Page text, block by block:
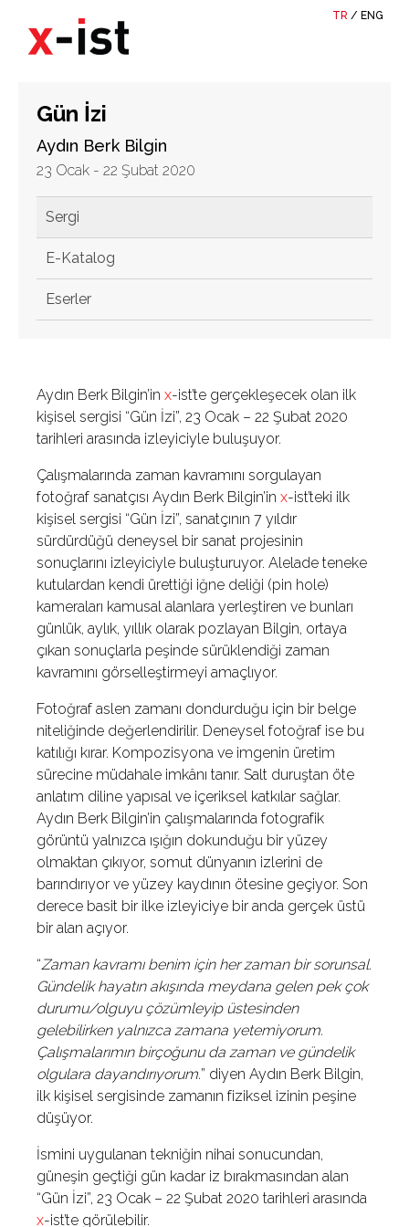
TR / ENG
Gün İzi
Aydın Berk Bilgin
23 Ocak - 22 Şubat 2020
Sergi
E-Katalog
Eserler
Aydın Berk Bilgin’in x-ist’te gerçekleşecek olan ilk
kişisel sergisi “Gün İzi”, 23 Ocak – 22 Şubat 2020
tarihleri arasında izleyiciyle buluşuyor.
Çalışmalarında zaman kavramını sorgulayan
fotoğraf sanatçısı Aydın Berk Bilgin’in x-ist’teki ilk
kişisel sergisi “Gün İzi”, sanatçının 7 yıldır
sürdürdüğü deneysel bir sanat projesinin
sonuçlarını izleyiciyle buluşturuyor. Alelade teneke
kutulardan kendi ürettiği iğne deliği (pin hole)
kameraları kamusal alanlara yerleştiren ve bunları
günlük, aylık, yıllık olarak pozlayan Bilgin, ortaya
çıkan sonuçlarla peşinde sürüklendiği zaman
kavramını görselleştirmeyi amaçlıyor.
Fotoğraf aslen zamanı dondurduğu için bir belge
niteliğinde değerlendirilir. Deneysel fotoğraf ise bu
katılığı kırar. Kompozisyona ve imgenin üretim
sürecine müdahale imkânı tanır. Salt duruştan öte
anlatım diline yapısal ve içeriksel katkılar sağlar.
Aydın Berk Bilgin’in çalışmalarında fotografik
görüntü yalnızca ışığın dokunduğu bir yüzey
olmaktan çıkıyor, somut dünyanın izlerini de
barındırıyor ve yüzey kaydının ötesine geçiyor. Son
derece basit bir ilke izleyiciye bir anda gerçek üstü
bir alan açıyor.
“Zaman kavramı benim için her zaman bir sorunsal.
Gündelik hayatın akışında meydana gelen pek çok
durumu/olguyu çözümleyip üstesinden
gelebilirken yalnızca zamana yetemiyorum.
Çalışmalarımın birçoğunu da zaman ve gündelik
olgulara dayandırıyorum.” diyen Aydın Berk Bilgin,
ilk kişisel sergisinde zamanın fiziksel izinin peşine
düşüyor.
İsmini uygulanan tekniğin nihai sonucundan,
güneşin geçtiği gün kadar iz bırakmasından alan
“Gün İzi”, 23 Ocak – 22 Şubat 2020 tarihleri arasında
x-ist’te görülebilir.